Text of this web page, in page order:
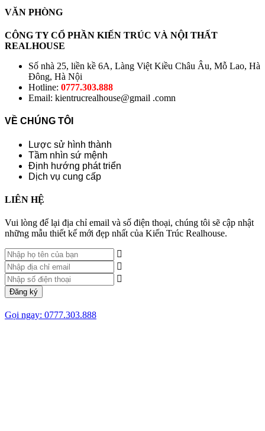
VĂN PHÒNG
CÔNG TY CỔ PHẦN KIẾN TRÚC VÀ NỘI THẤT
REALHOUSE
Số nhà 25, liền kề 6A, Làng Việt Kiều Châu Âu, Mỗ Lao, Hà
Đông, Hà Nội
Hotline: 0777.303.888
Email: kientrucrealhouse@gmail .comn
VỀ CHÚNG TÔI
Lược sử hình thành
Tầm nhìn sứ mệnh
Định hướng phát triển
Dịch vụ cung cấp
LIÊN HỆ
Vui lòng để lại địa chỉ email và số điện thoại, chúng tôi sẽ cập nhật
những mẫu thiết kế mới đẹp nhất của Kiến Trúc Realhouse.
Đăng ký
Gọi ngay: 0777.303.888